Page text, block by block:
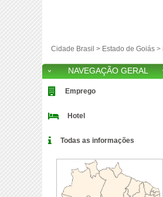
Cidade Brasil > Estado de Goiás >
NAVEGAÇÃO GERAL
Emprego
Hotel
Todas as informações